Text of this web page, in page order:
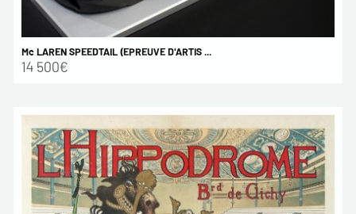
Mc LAREN SPEEDTAIL (EPREUVE D'ARTIS ...
14 500€